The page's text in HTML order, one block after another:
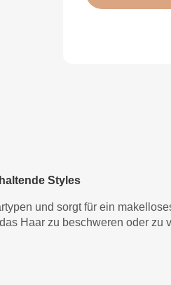
Styles
und sorgt für ein
Haar zu beschweren oder